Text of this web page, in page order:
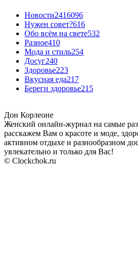
Новости2416096
Нужен совет?616
Обо всём на свете532
Разное410
Мода и стиль254
Досуг240
Здоровье223
Вкусная еда217
Береги здоровье215
Дон Корлеоне
Женский онлайн-журнал на самые
расскажем Вам о красоте и моде,
активном отдыхе и разнообразном
увлекательно и только для Вас!
© Clockchok.ru